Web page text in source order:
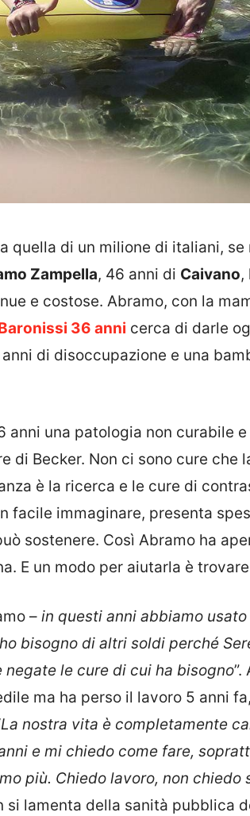
quella di un milione di italiani, se
Zampella, 46 anni di Caivano,
e costose. Abramo, con la
36 anni cerca di darle
di disoccupazione e una
anni una patologia non curabile e
di Becker. Non ci sono cure che
è la ricerca e le cure di
facile immaginare, presenta
sostenere. Così Abramo ha
E un modo per aiutarla è
– in questi anni abbiamo
bisogno di altri soldi perché
le cure di cui ha bisogno”.
ma ha perso il lavoro 5 anni
La nostra vita è completamente
e mi chiedo come fare,
più. Chiedo lavoro, non chiedo
si lamenta della sanità pubblica